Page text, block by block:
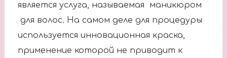
является услуга, называемая маникюром
для волос. На самом деле для процедуры
используется инновационная краска,
применение которой не приводит к